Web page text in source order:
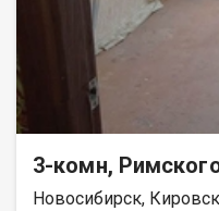
3-комн,
Новосибирск,